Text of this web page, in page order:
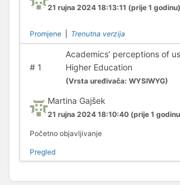
21 rujna 2024 18:13:11 (prije 1 godinu)
Promjene Trenutna verzija
#1
Academics’ perceptions of
Higher Education
(Vrsta uređivača: WYSIWYG)
Martina Gajšek
21 rujna 2024 18:10:40 (prije 1
Početno objavljivanje
Pregled